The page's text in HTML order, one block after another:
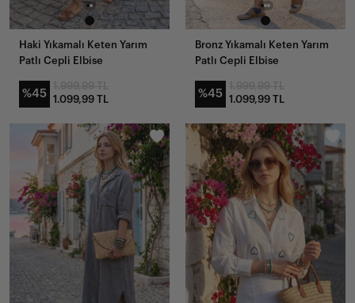
Haki Yıkamalı Keten Yarım
Patlı Cepli Elbise
%45
1.099,99 TL
Bronz Yıkamalı Keten Yarım
Patlı Cepli Elbise
%45
1.099,99 TL